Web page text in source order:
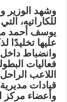
وشهد الوزير
للكاراتيه،
يوسف أحمد
عليها تخليدًا
وانضباط
فعاليات
اللاعب
قيادات
وأعضاء مركز